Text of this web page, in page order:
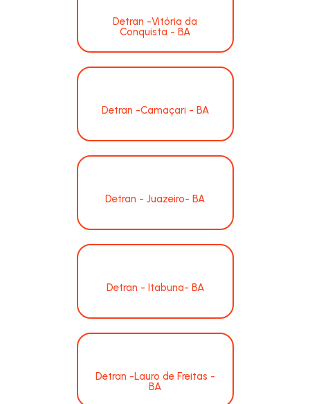
Detran -Vitória da
Conquista - BA
Detran -Camaçari - BA
Detran - Juazeiro- BA
Detran - Itabuna- BA
Detran -Lauro de Freitas -
BA